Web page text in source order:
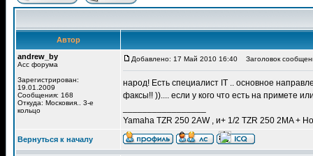
Автор
andrew_by
Асс форума
Зарегистрирован:
19.01.2009
Сообщения: 168
Откуда: Московия.. 3-е
кольцо
Добавлено: 17 Май 2010 16:40 Заголовок
народ! Есть специалист IT .. основное
факсы!! )).... если у кого что есть на примете
Yamaha TZR 250 2AW , и+ 1/2 TZR 250 2MA +
Вернуться к началу